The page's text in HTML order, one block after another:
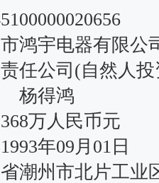
鸿宇电器有限公
任公司(自然人
杨得鸿
万人民币元
年09月01日
州市北片工业